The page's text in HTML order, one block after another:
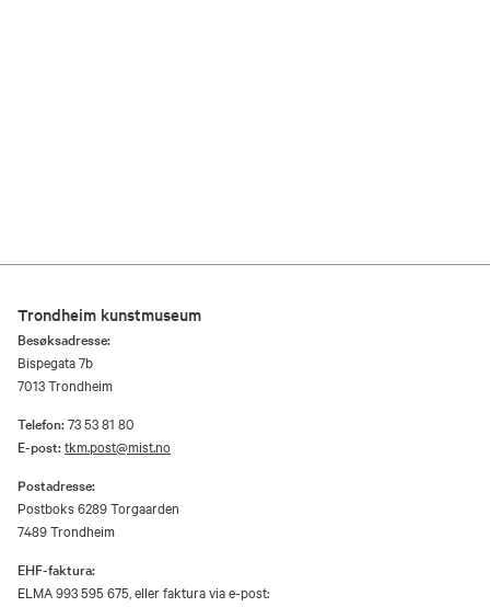
Trondheim kunstmuseum
Besøksadresse:
Bispegata 7b
7013 Trondheim
Telefon:73 53 81 80
E-post:tkm.post@mist.no
Postadresse:
Postboks 6289 Torgaarden
7489 Trondheim
EHF-faktura:
ELMA 993 595 675, eller faktura via e-post: